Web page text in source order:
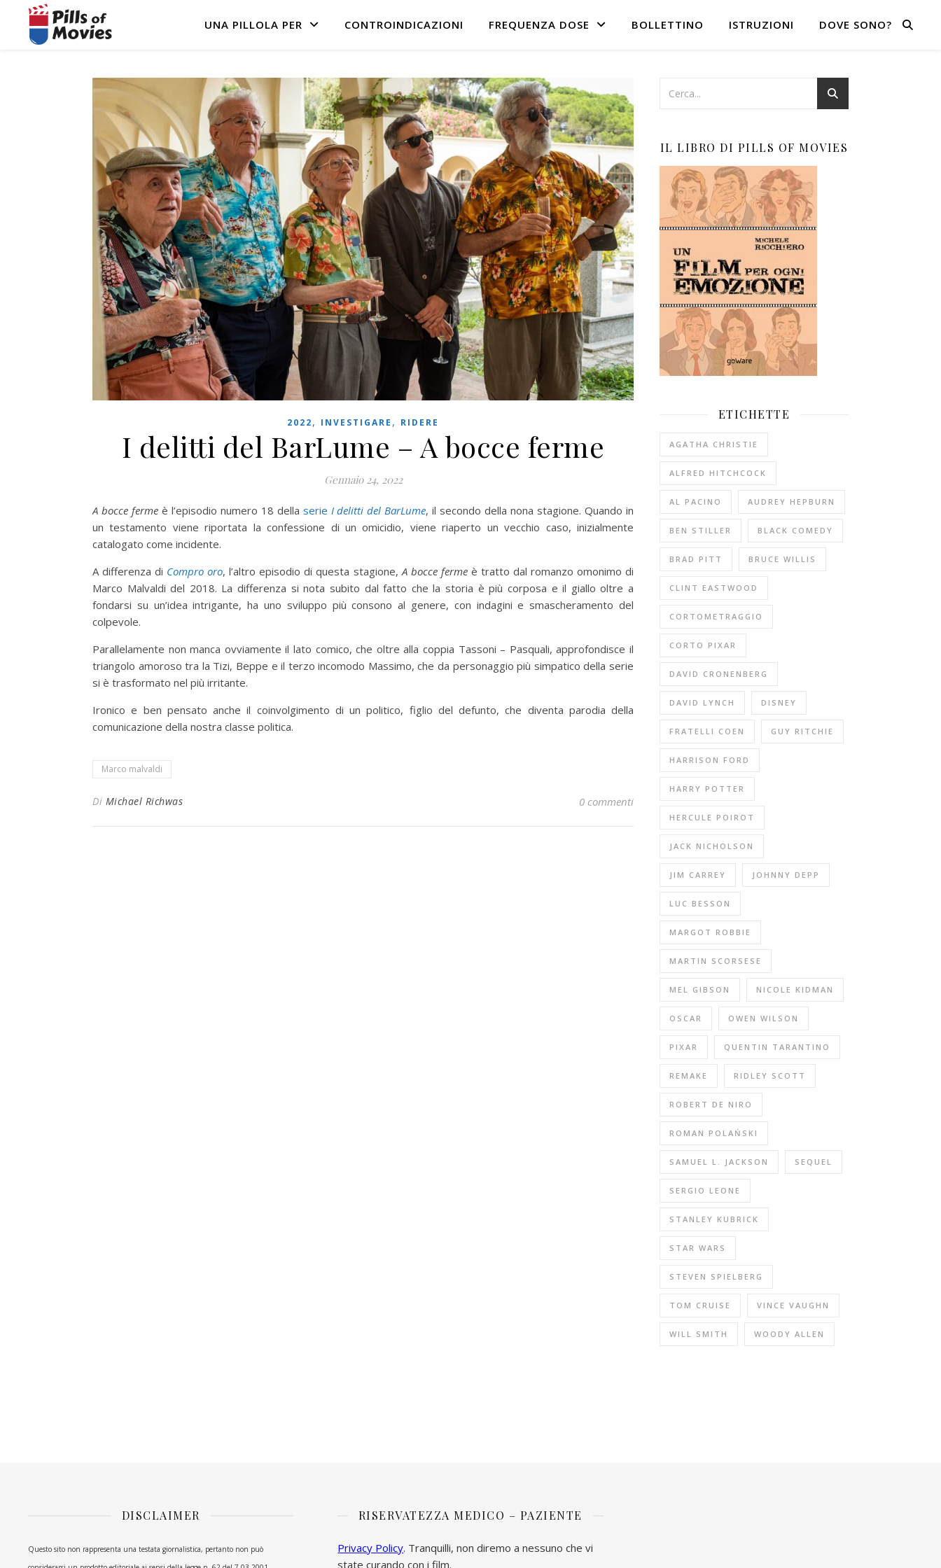
UNA PILLOLA PER CONTROINDICAZIONI FREQUENZA DOSE BOLLETTINO ISTRUZIONI DOVE SONO?
2022, INVESTIGARE , RIDERE
I delitti del BarLume – A bocce ferme
Gennaio 24, 2022
A bocce fermeè l’episodio numero 18 della serie I delitti del BarLume, il secondo della nona stagione. Quando in
un testamento viene riportata la confessione di un omicidio, viene riaperto un vecchio caso, inizialmente
catalogato come incidente.
A differenza di Compro oro, l’altro episodio di questa stagione,A bocce ferme è tratto dal romanzo omonimo di
Marco Malvaldi del 2018. La differenza si nota subito dal fatto che la storia è più corposa e il giallo oltre a
fondarsi su un’idea intrigante, ha uno sviluppo più consono al genere, con indagini e smascheramento del
colpevole.
Parallelamente non manca ovviamente il lato comico, che oltre alla coppia Tassoni – Pasquali, approfondisce il
triangolo amoroso tra la Tizi, Beppe e il terzo incomodo Massimo, che da personaggio più simpatico della serie
si è trasformato nel più irritante.
Ironico e ben pensato anche il coinvolgimento di un politico, figlio del defunto, che diventa parodia della
comunicazione della nostra classe politica.
Marco malvaldi
Di Michael Richwas 0 commenti
IL LIBRO DI PILLS OF MOVIES
ETICHETTE
AGATHA CHRISTIE
ALFRED HITCHCOCK
AL PACINO AUDREY HEPBURN
BEN STILLER BLACK COMEDY
BRAD PITT BRUCE WILLIS
CLINT EASTWOOD
CORTOMETRAGGIO
CORTO PIXAR
DAVID CRONENBERG
DAVID LYNCH DISNEY
FRATELLI COEN GUY RITCHIE
HARRISON FORD
HARRY POTTER
HERCULE POIROT
JACK NICHOLSON
JIM CARREY JOHNNY DEPP
LUC BESSON
MARGOT ROBBIE
MARTIN SCORSESE
MEL GIBSON NICOLE KIDMAN
OSCAR OWEN WILSON
PIXAR QUENTIN TARANTINO
REMAKE RIDLEY SCOTT
ROBERT DE NIRO
ROMAN POLAŃSKI
SAMUEL L. JACKSON SEQUEL
SERGIO LEONE
STANLEY KUBRICK
STAR WARS
STEVEN SPIELBERG
TOM CRUISE VINCE VAUGHN
WILL SMITH WOODY ALLEN
DISCLAIMER
Questo sito non rappresenta una testata giornalistica, pertanto non può
RISERVATEZZA MEDICO – PAZIENTE
Privacy Policy. Tranquilli, non diremo a nessuno che vi
state curando con i film.